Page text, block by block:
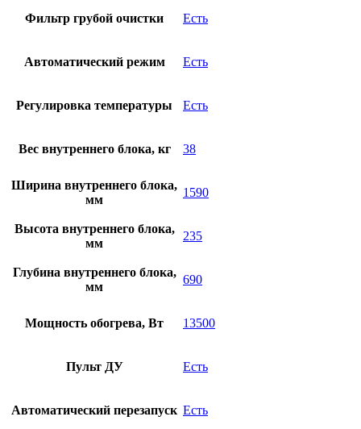
Фильтр грубой очистки Есть
Автоматический режим Есть
Регулировка температуры Есть
Вес внутреннего блока, кг 38
Ширина внутреннего блока,
мм
1590
Высота внутреннего блока,
мм
235
Глубина внутреннего блока,
мм
690
Мощность обогрева, Вт 13500
Пульт ДУ Есть
Автоматический перезапуск Есть